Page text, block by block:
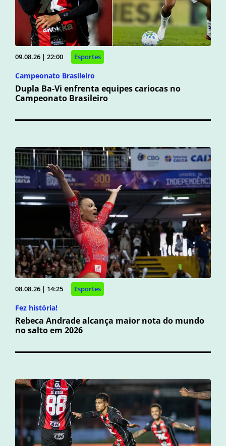
09.08.26 | 22:00 Esportes
Campeonato Brasileiro
Dupla Ba-Vi enfrenta equipes cariocas no
Campeonato Brasileiro
08.08.26 | 14:25 Esportes
Fez história!
Rebeca Andrade alcança maior nota do mundo
no salto em 2026